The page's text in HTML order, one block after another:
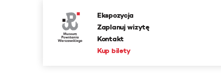
Ekspozycja
Zaplanuj wizytę
Kontakt
Kup bilety